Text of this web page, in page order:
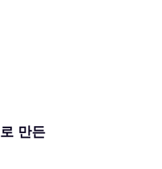
만든